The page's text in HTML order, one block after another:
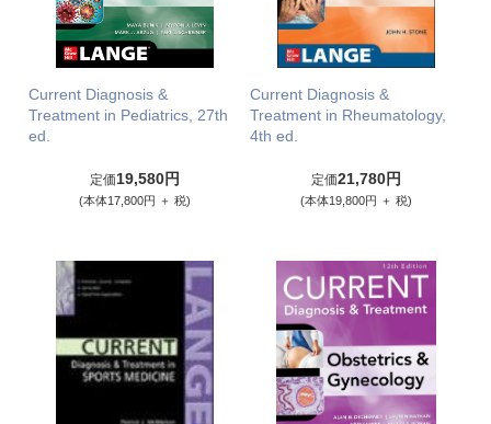
Current Diagnosis &
Treatment in Pediatrics, 27th
ed.
定価19,580円
(本体17,800円 ＋ 税)
Current Diagnosis &
Treatment in Rheumatology,
4th ed.
定価21,780円
(本体19,800円 ＋ 税)